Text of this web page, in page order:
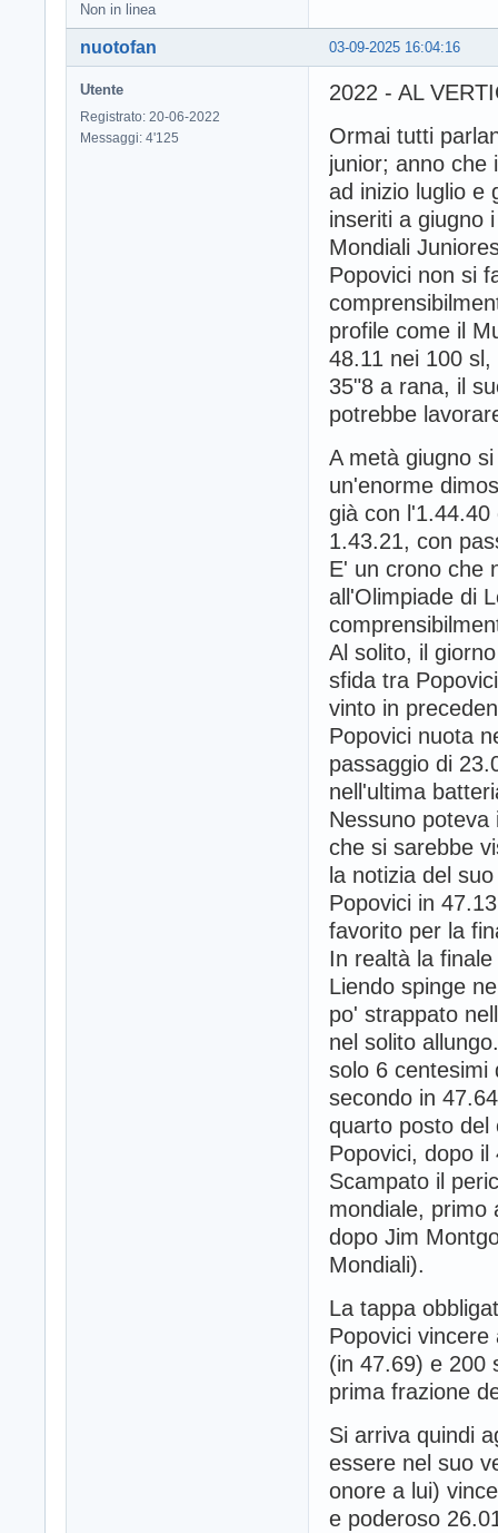
Non in linea
03-09-2025 16:04:16
nuotofan
Utente
Registrato: 20-06-2022
Messaggi: 4'125
2022 - AL
Ormai tutti
junior; anno che
ad inizio luglio e
inseriti a giugno
Mondiali
Popovici non si
profile come il
48.11 nei 100
35"8 a rana, il
potrebbe
A metà giugno
un'enorme
già con l'1.44.40
1.43.21, con
E' un crono che
all'Olimpiade di
Al solito, il
sfida tra
vinto in
Popovici nuota
passaggio di
nell'ultima
Nessuno
che si sarebbe
la notizia del
Popovici in
favorito per la
In realtà la
Liendo spinge
po' strappato
nel solito
solo 6 centesimi
secondo in
quarto posto del
Popovici, dopo
Scampato il
mondiale, primo
dopo Jim
Mondiali).
La tappa
Popovici
(in 47.69) e 200
prima frazione
Si arriva quindi
essere nel suo
onore a lui)
e poderoso